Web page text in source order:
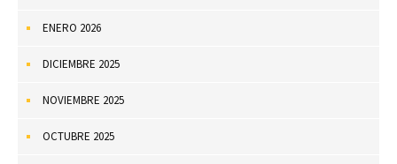
ENERO 2026
DICIEMBRE 2025
NOVIEMBRE 2025
OCTUBRE 2025